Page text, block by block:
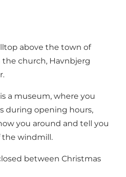
above the town of
church, Havnbjerg
a museum, where you
during opening hours,
you around and tell you
the windmill.
between Christmas